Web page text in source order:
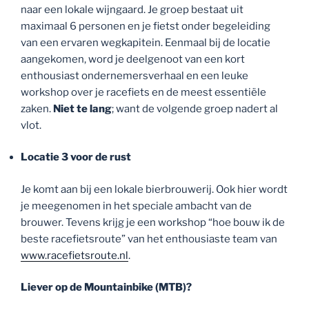
naar een lokale wijngaard. Je groep bestaat uit
maximaal 6 personen en je fietst onder begeleiding
van een ervaren wegkapitein. Eenmaal bij de locatie
aangekomen, word je deelgenoot van een kort
enthousiast ondernemersverhaal en een leuke
workshop over je racefiets en de meest essentiële
zaken. Niet te lang; want de volgende groep nadert al
vlot.
Locatie 3 voor de rust
Je komt aan bij een lokale bierbrouwerij. Ook hier wordt
je meegenomen in het speciale ambacht van de
brouwer. Tevens krijg je een workshop “hoe bouw ik de
beste racefietsroute” van het enthousiaste team van
www.racefietsroute.nl.
Liever op de Mountainbike (MTB)?